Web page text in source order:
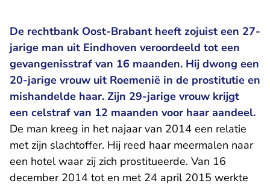
De rechtbank Oost-Brabant heeft zojuist een 27-
jarige man uit Eindhoven veroordeeld tot een
gevangenisstraf van 16 maanden. Hij dwong een
20-jarige vrouw uit Roemenië in de prostitutie en
mishandelde haar. Zijn 29-jarige vrouw krijgt
een celstraf van 12 maanden voor haar aandeel.
De man kreeg in het najaar van 2014 een relatie
met zijn slachtoffer. Hij reed haar meermalen naar
een hotel waar zij zich prostitueerde. Van 16
december 2014 tot en met 24 april 2015 werkte